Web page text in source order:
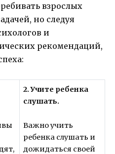
взрослых
но следуя
и
рекомендаций,
2. Учите ребенка
слушать.
Важно учить
ребенка слушать и
дожидаться своей